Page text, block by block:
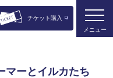
チケット購入
メニュー
マーとイルカたち